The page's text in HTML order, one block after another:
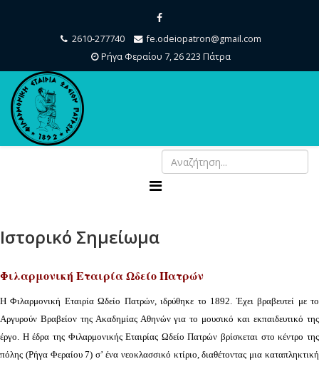
2610-277740
fe.odeiopatron@gmail.com
Ρήγα Φεραίου 7, 26 223 Πάτρα
Ιστορικό Σημείωμα
Φιλαρμονική Εταιρία Ωδείο Πατρών
Η Φιλαρμονική Εταιρία Ωδείο Πατρών, ιδρύθηκε το 1892. Έχει βραβευτεί με το
Αργυρούν Βραβείον της Ακαδημίας Αθηνών για το μουσικό και εκπαιδευτικό της
έργο. Η έδρα της Φιλαρμονικής Εταιρίας Ωδείο Πατρών βρίσκεται στο κέντρο της
πόλης (Ρήγα Φεραίου 7) σ’ ένα νεοκλασσικό κτίριο, διαθέτοντας μια καταπληκτική